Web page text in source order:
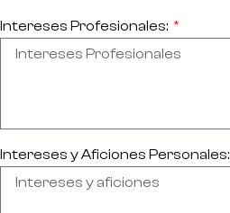
Intereses Profesionales:
Intereses y Aficiones Personales: